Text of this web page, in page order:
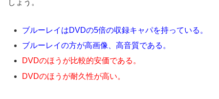
しょう。
ブルーレイはDVDの5倍の収録キャパを持っている。
ブルーレイの方が高画像、高音質である。
DVDのほうが比較的安価である。
DVDのほうが耐久性が高い。